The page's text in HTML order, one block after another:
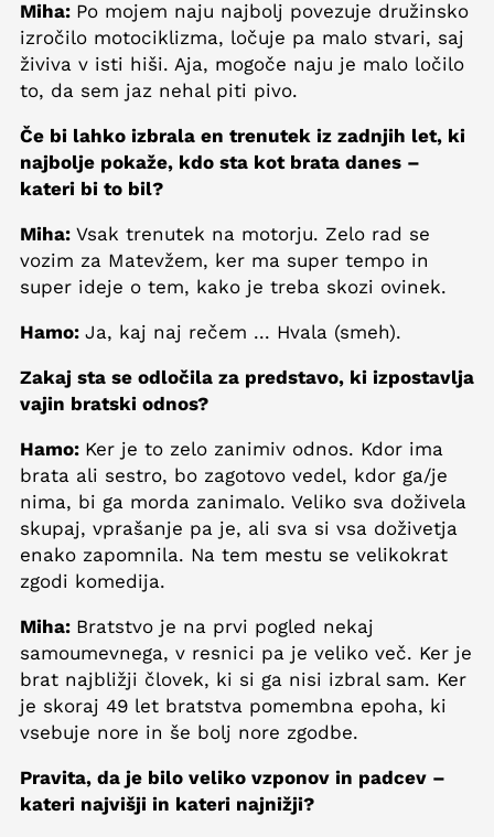
Miha: Po mojem naju najbolj povezuje družinsko
izročilo motociklizma, ločuje pa malo stvari, saj
živiva v isti hiši. Aja, mogoče naju je malo ločilo
to, da sem jaz nehal piti pivo.
Če bi lahko izbrala en trenutek iz zadnjih let, ki
najbolje pokaže, kdo sta kot brata danes –
kateri bi to bil?
Miha: Vsak trenutek na motorju. Zelo rad se
vozim za Matevžem, ker ma super tempo in
super ideje o tem, kako je treba skozi ovinek.
Hamo: Ja, kaj naj rečem ... Hvala (smeh).
Zakaj sta se odločila za predstavo, ki izpostavlja
vajin bratski odnos?
Hamo: Ker je to zelo zanimiv odnos. Kdor ima
brata ali sestro, bo zagotovo vedel, kdor ga/je
nima, bi ga morda zanimalo. Veliko sva doživela
skupaj, vprašanje pa je, ali sva si vsa doživetja
enako zapomnila. Na tem mestu se velikokrat
zgodi komedija.
Miha: Bratstvo je na prvi pogled nekaj
samoumevnega, v resnici pa je veliko več. Ker je
brat najbližji človek, ki si ga nisi izbral sam. Ker
je skoraj 49 let bratstva pomembna epoha, ki
vsebuje nore in še bolj nore zgodbe.
Pravita, da je bilo veliko vzponov in padcev –
kateri najvišji in kateri najnižji?